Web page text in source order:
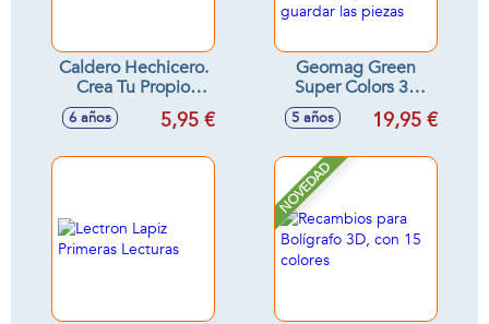
Caldero Hechicero.
Crea Tu Propio
Slime Y Decoralo.
6 años 5,95 €
Geomag Green
Super Colors 35
piezas magneticas
con 1 caja para
5 años 19,95 €
NOVEDAD